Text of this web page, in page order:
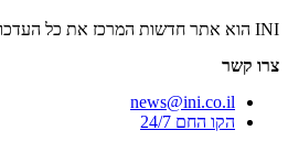
INI הוא אתר חדשות המרכז את כל העדכונים החמים מהארץ בשלל תחומים. אנחנו מזמינים אתכם להתעדכן בחדשות היום, להאזין לפודקאסטים, ולקרוא מאמרי דעה.
צרו קשר
news@ini.co.il
הקו החם 24/7